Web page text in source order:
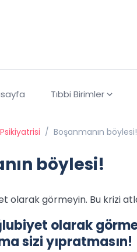
Tıbbi Birimler
/ Boşanmanın böylesi!
böylesi!
olarak görmeyin. Bu krizi
olarak
sizi yıpratmasın!